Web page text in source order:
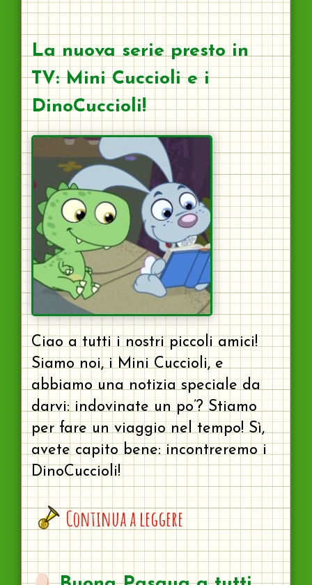
La nuova serie presto in
TV: Mini Cuccioli e i
DinoCuccioli!
Ciao a tutti i nostri piccoli amici!
Siamo noi, i Mini Cuccioli, e
abbiamo una notizia speciale da
darvi: indovinate un po’? Stiamo
per fare un viaggio nel tempo! Sì,
avete capito bene: incontreremo i
DinoCuccioli!
Continua a leggere